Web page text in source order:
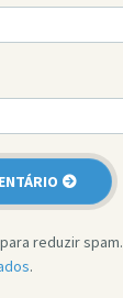
reduzir spam.
.